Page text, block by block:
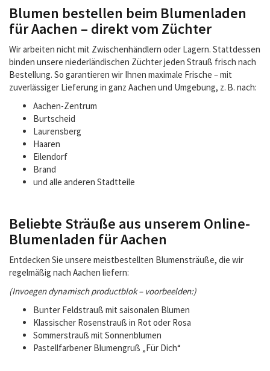
Blumen bestellen beim Blumenladen
für Aachen – direkt vom Züchter
Wir arbeiten nicht mit Zwischenhändlern oder Lagern. Stattdessen
binden unsere niederländischen Züchter jeden Strauß frisch nach
Bestellung. So garantieren wir Ihnen maximale Frische – mit
zuverlässiger Lieferung in ganz Aachen und Umgebung, z. B. nach:
Aachen-Zentrum
Burtscheid
Laurensberg
Haaren
Eilendorf
Brand
und alle anderen Stadtteile
Beliebte Sträuße aus unserem Online-
Blumenladen für Aachen
Entdecken Sie unsere meistbestellten Blumensträuße, die wir
regelmäßig nach Aachen liefern:
(Invoegen dynamisch productblok – voorbeelden:)
Bunter Feldstrauß mit saisonalen Blumen
Klassischer Rosenstrauß in Rot oder Rosa
Sommerstrauß mit Sonnenblumen
Pastellfarbener Blumengruß „Für Dich“